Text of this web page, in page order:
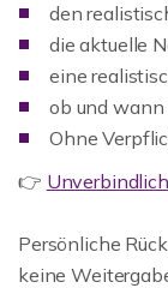
den
die aktuelle
eine
ob und
Ohne
👉
Persönliche
keine